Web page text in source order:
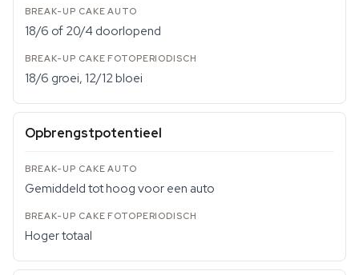
18/6 of 20/4 doorlopend
18/6 groei, 12/12 bloei
Opbrengstpotentieel
Gemiddeld tot hoog voor een auto
Hoger totaal